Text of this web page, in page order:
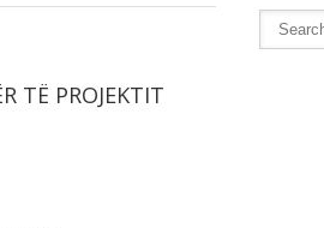
TË PROJEKTIT